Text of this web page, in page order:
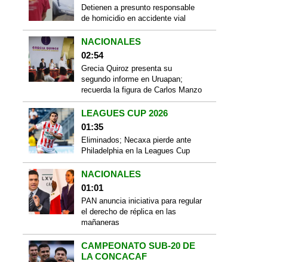
Detienen a presunto responsable
de homicidio en accidente vial
NACIONALES
02:54
Grecia Quiroz presenta su
segundo informe en Uruapan;
recuerda la figura de Carlos Manzo
LEAGUES CUP 2026
01:35
Eliminados; Necaxa pierde ante
Philadelphia en la Leagues Cup
NACIONALES
01:01
PAN anuncia iniciativa para regular
el derecho de réplica en las
mañaneras
CAMPEONATO SUB-20 DE
LA CONCACAF